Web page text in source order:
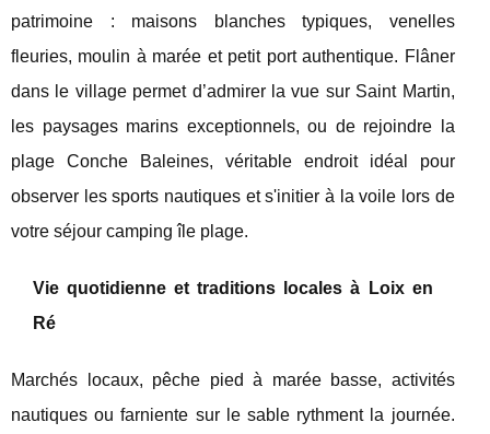
patrimoine : maisons blanches typiques, venelles
fleuries, moulin à marée et petit port authentique. Flâner
dans le village permet d’admirer la vue sur Saint Martin,
les paysages marins exceptionnels, ou de rejoindre la
plage Conche Baleines, véritable endroit idéal pour
observer les sports nautiques et s'initier à la voile lors de
votre séjour camping île plage.
Vie quotidienne et traditions locales à Loix en
Ré
Marchés locaux, pêche pied à marée basse, activités
nautiques ou farniente sur le sable rythment la journée.